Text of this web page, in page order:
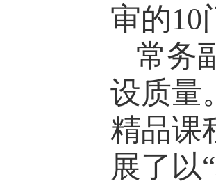
审的10
常务
设质量
精品课
展了以